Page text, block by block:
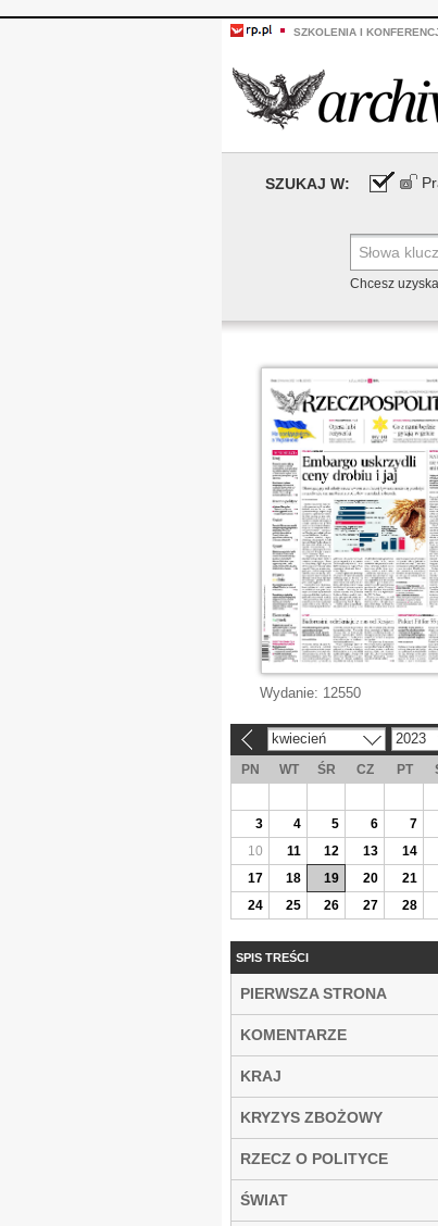
SZKOLENIA I
SZUKAJ W:
Chcesz
Wydanie: 12550
kwiecień 2023
PN WT ŚR CZ PT
3
4 5 6 7
10
11 12 13 14
17
18 19 20 21
24
25 26 27 28
SPIS TREŚCI
PIERWSZA STRONA
KOMENTARZE
KRAJ
KRYZYS ZBOŻOWY
RZECZ O POLITYCE
ŚWIAT